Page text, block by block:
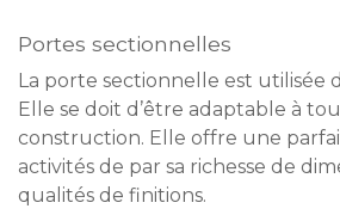
Portes sectionnelles
La porte sectionnelle est utilisée
Elle se doit d’être adaptable à
construction. Elle offre une
activités de par sa richesse de
qualités de finitions.